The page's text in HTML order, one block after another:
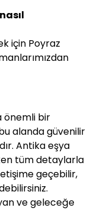
için Poyraz
önemli bir
alanda güvenilir
Antika eşya
tüm detaylarla
geçebilir,
ve geleceğe